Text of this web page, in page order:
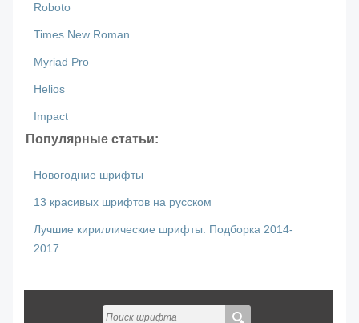
Roboto
Times New Roman
Myriad Pro
Helios
Impact
Популярные статьи:
Новогодние шрифты
13 красивых шрифтов на русском
Лучшие кириллические шрифты. Подборка 2014-
2017